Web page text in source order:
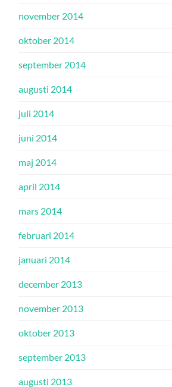
november 2014
oktober 2014
september 2014
augusti 2014
juli 2014
juni 2014
maj 2014
april 2014
mars 2014
februari 2014
januari 2014
december 2013
november 2013
oktober 2013
september 2013
augusti 2013